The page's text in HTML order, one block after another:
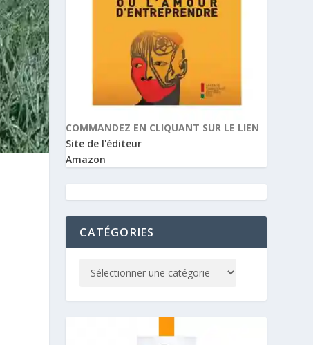
COMMANDEZ EN CLIQUANT SUR LE LIEN
Site de l'éditeur
Amazon
CATÉGORIES